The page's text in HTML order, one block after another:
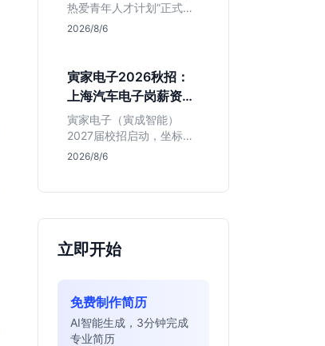
但平台扎实的特点，助应
届生快速判断投递价值。
热爱青年人才计划”正式开
启，主打不限专业与学
划、算法），分析非科班
同学的投递机会与真实门
槛，帮你判断是否值得
投。
2026/8/6
寅家电子2026秋招：
上海汽车电子岗薪资与
岗位全解析
寅家电子（寅成智能）
2027届校招启动，坐标上
海。本文解析百人规模汽
成长路径，助你判断是否
2026/8/6
立即开始
免费制作简历
AI智能生成，3分钟完成
专业简历